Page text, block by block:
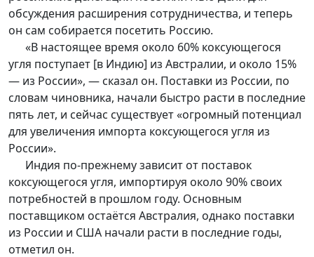
обсуждения расширения сотрудничества, и теперь
он сам собирается посетить Россию.
«В настоящее время около 60% коксующегося
угля поступает [в Индию] из Австралии, и около 15%
— из России», — сказал он. Поставки из России, по
словам чиновника, начали быстро расти в последние
пять лет, и сейчас существует «огромный потенциал
для увеличения импорта коксующегося угля из
России».
Индия по-прежнему зависит от поставок
коксующегося угля, импортируя около 90% своих
потребностей в прошлом году. Основным
поставщиком остаётся Австралия, однако поставки
из России и США начали расти в последние годы,
отметил он.